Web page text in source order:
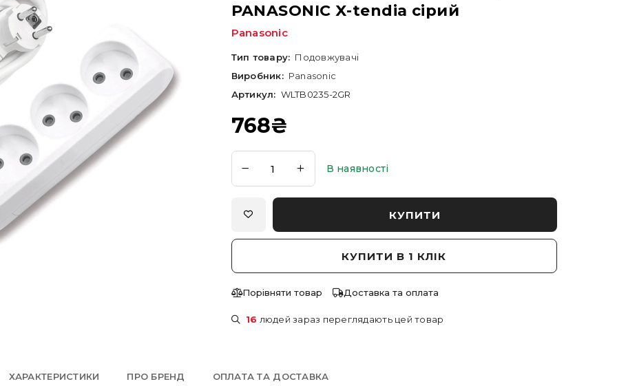
PANASONIC X-tendia сірий
Panasonic
Тип товару: Подовжувачі
Виробник: Panasonic
Артикул: WLTB0235-2GR
768₴
В наявності
КУПИТИ
КУПИТИ В 1 КЛІК
Порівняти товар Доставка та оплата
16 людей зараз переглядають цей товар
ХАРАКТЕРИСТИКИ ПРО БРЕНД ОПЛАТА ТА ДОСТАВКА